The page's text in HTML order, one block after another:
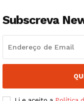
Artigos
Edição Digital
Grande Entrevista
Subscreva